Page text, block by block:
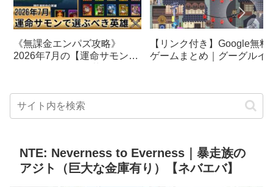
《無課金エンパズ攻略》
2026年7月の【運命サモン】
【リンク付き】Google無料
ゲームまとめ｜グーグルイ
クetc…
NTE: Neverness to Everness｜暴走族の
アジト（巨大な金庫有り）【ネバエバ】